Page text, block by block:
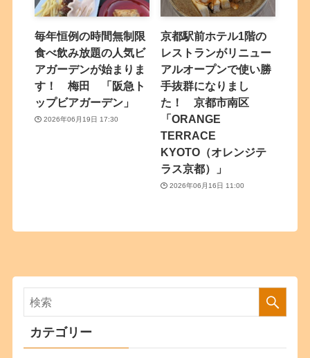
毎年恒例の時間無制限
食べ飲み放題の人気ビ
アガーデンが始まりま
す！ 梅田 「阪急ト
ップビアガーデン」
2026年06月19日 17:30
京都駅前ホテル1階の
レストランがリニュー
アルオープンで使い勝
手抜群になりまし
た！ 京都市南区
「ORANGE
TERRACE
KYOTO（オレンジテ
ラス京都）」
2026年06月16日 11:00
カテゴリー